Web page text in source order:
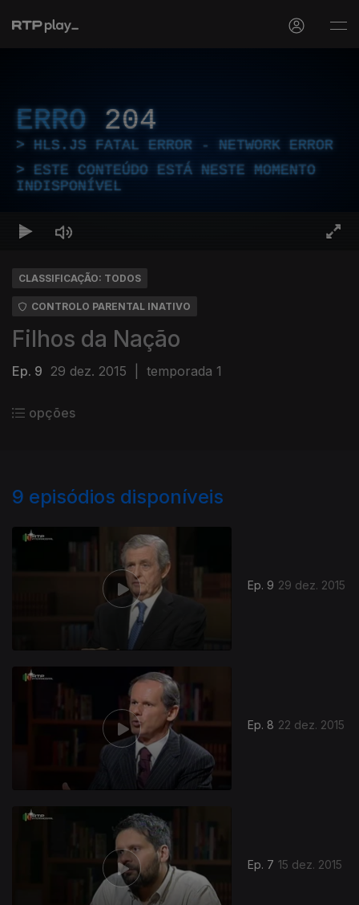
ERRO 204
HLS.JS FATAL ERROR - NETWORK ERROR
ESTE CONTEÚDO ESTÁ NESTE MOMENTO
INDISPONÍVEL
CLASSIFICAÇÃO: TODOS
CONTROLO PARENTAL INATIVO
Filhos da Nação
Ep. 9 29 dez. 2015 temporada 1
opções
9 episódios disponíveis
Ep. 9 29 dez. 2015
Ep. 8 22 dez. 2015
Ep. 7 15 dez. 2015